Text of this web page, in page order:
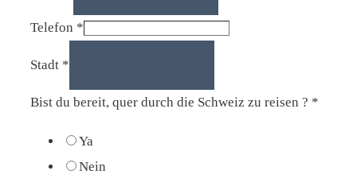
Telefon *
Stadt *
Bist du bereit, quer durch die Schweiz zu reisen ? *
Ya
Nein